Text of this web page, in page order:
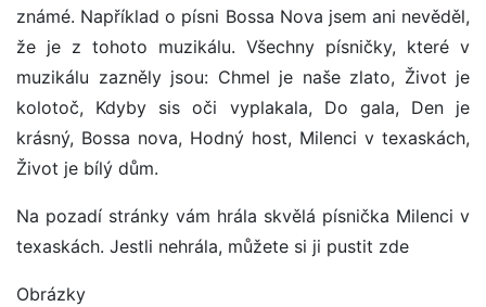
známé. Například o písni Bossa Nova jsem ani nevěděl,
že je z tohoto muzikálu. Všechny písničky, které v
muzikálu zazněly jsou: Chmel je naše zlato, Život je
kolotoč, Kdyby sis oči vyplakala, Do gala, Den je
krásný, Bossa nova, Hodný host, Milenci v texaskách,
Život je bílý dům.
Na pozadí stránky vám hrála skvělá písnička Milenci v
texaskách. Jestli nehrála, můžete si ji pustit zde
Obrázky